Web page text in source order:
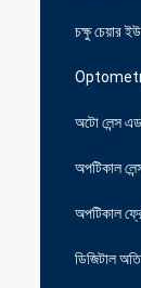
চক্ষু চেয়ার
অটো লেন্স
অপটিকাল
অপটিকাল
ডিজিটাল